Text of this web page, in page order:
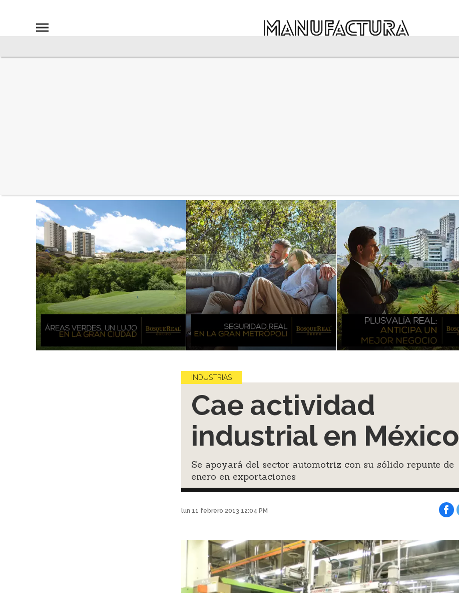
INDUSTRIAS
Cae actividad
industrial en México
Se apoyará del sector automotriz con su sólido repunte de
enero en exportaciones
lun 11 febrero 2013 12:04 PM